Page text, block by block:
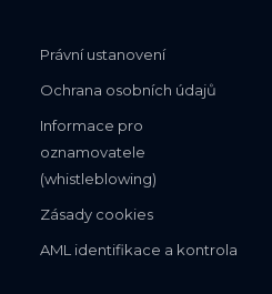
Právní ustanovení
Ochrana osobních údajů
Informace pro
oznamovatele
(whistleblowing)
Zásady cookies
AML identifikace a kontrola